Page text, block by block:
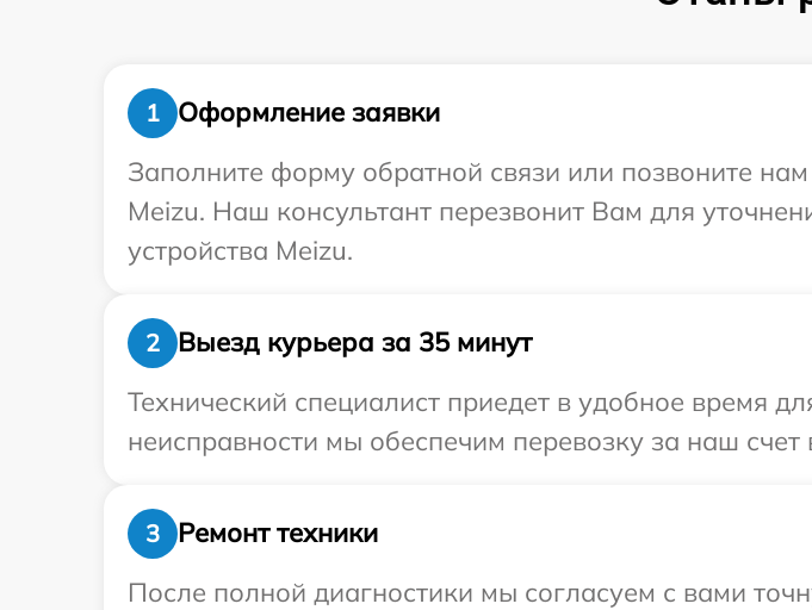
1
Оформление заявки
Заполните форму обратной связи или позвоните
Meizu. Наш консультант перезвонит Вам для
устройства Meizu.
2
Выезд курьера за 35 минут
Технический специалист приедет в удобное время
неисправности мы обеспечим перевозку за наш счет
3
Ремонт техники
После полной диагностики мы согласуем с вами